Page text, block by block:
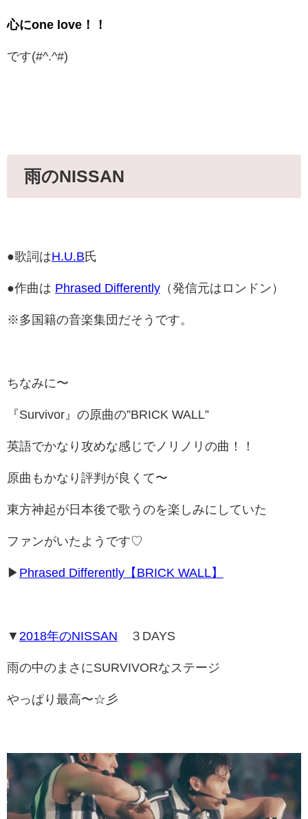
心にone love ！！
です(#^.^#)
雨のNISSAN
●歌詞はH.U.B 氏
●作曲は Phrased Differently （発信元はロンドン）
※多国籍の音楽集団だそうです。
ちなみに〜
『Survivor』の原曲の”BRICK WALL”
英語でかなり攻めな感じでノリノリの曲！！
原曲もかなり評判が良くて〜
東方神起が日本後で歌うのを楽しみにしていた
ファンがいたようです♡
▶ Phrased Differently【BRICK WALL】
▼ 2018年のNISSAN ３DAYS
雨の中のまさにSURVIVORなステージ
やっぱり最高〜☆彡